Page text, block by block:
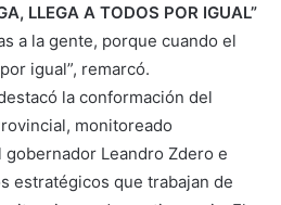
LLEGA A TODOS POR IGUAL”
a la gente, porque cuando el
igual”, remarcó.
la conformación del
monitoreado
Leandro Zdero e
estratégicos que trabajan de